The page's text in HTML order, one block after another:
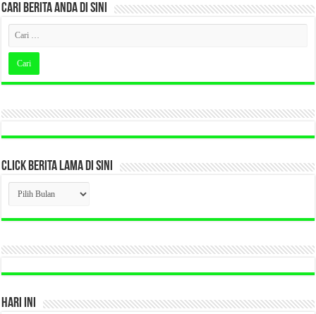
CARI BERITA ANDA DI SINI
CLICK BERITA LAMA DI SINI
CLICK
BERITA
LAMA
DI
HARI INI